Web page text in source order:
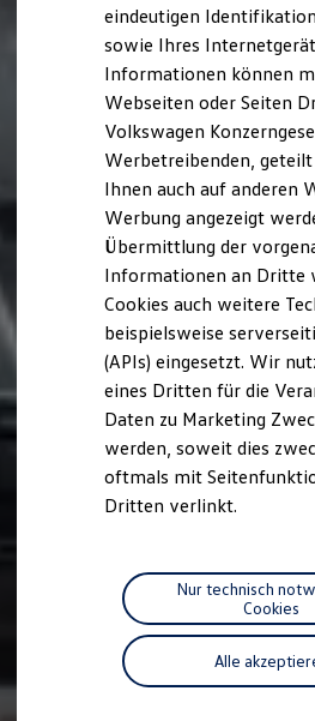
Lifestyle Shop
T-Roc Kollektion
Golf Kollektion
Volkswagen
R-Kollektion
GTI Kollektion
Fußball Drop
we drive football
#wedriveproud
Besitzer und Service
myVolkswagen
Software Updates
Service und Ersatzteile
Inspektion und HU/
Reparaturen und
Motorenöl und
Räder und Reifen
Pannen- und
Economy Service
Volkswagen Teile
Zubehör
Modellspezifisches
Individualisieren
Wallbox und
Digitale Extras
Dienste für Ihr
Volkswagen Apps,
Handy und
eindeutigen
sowie Ihres
Informationen können
Webseiten oder Seiten
Volkswagen
Werbetreibenden, geteilt
Ihnen auch auf anderen
Werbung angezeigt
Übermittlung der
Informationen an Dritte
Cookies auch weitere
beispielsweise
(APIs) eingesetzt. Wir
eines Dritten für die
Daten zu Marketing
werden, soweit dies
oftmals mit
Dritten verlinkt.
Alle
Nur technisch
Cookies